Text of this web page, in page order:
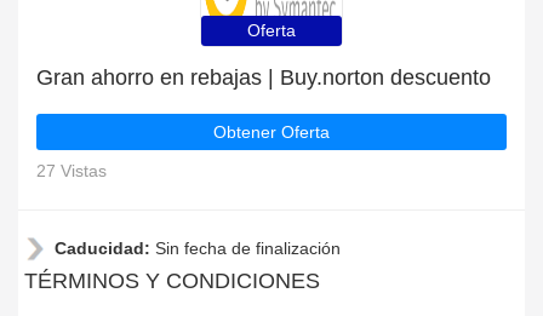
Oferta
Gran ahorro en rebajas | Buy.norton descuento
Obtener Oferta
27 Vistas
Caducidad: Sin fecha de finalización
TÉRMINOS Y CONDICIONES